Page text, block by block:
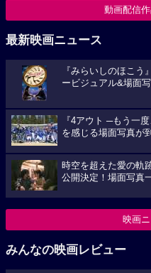
動画配信
最新映画ニュース
『みらいしのほこう
ービジュアル&場面
『4アウト ─もう一
を感じる場面写真が
時空を超えた愛の軌
公開決定！場面写真
映画
みんなの映画レビュー